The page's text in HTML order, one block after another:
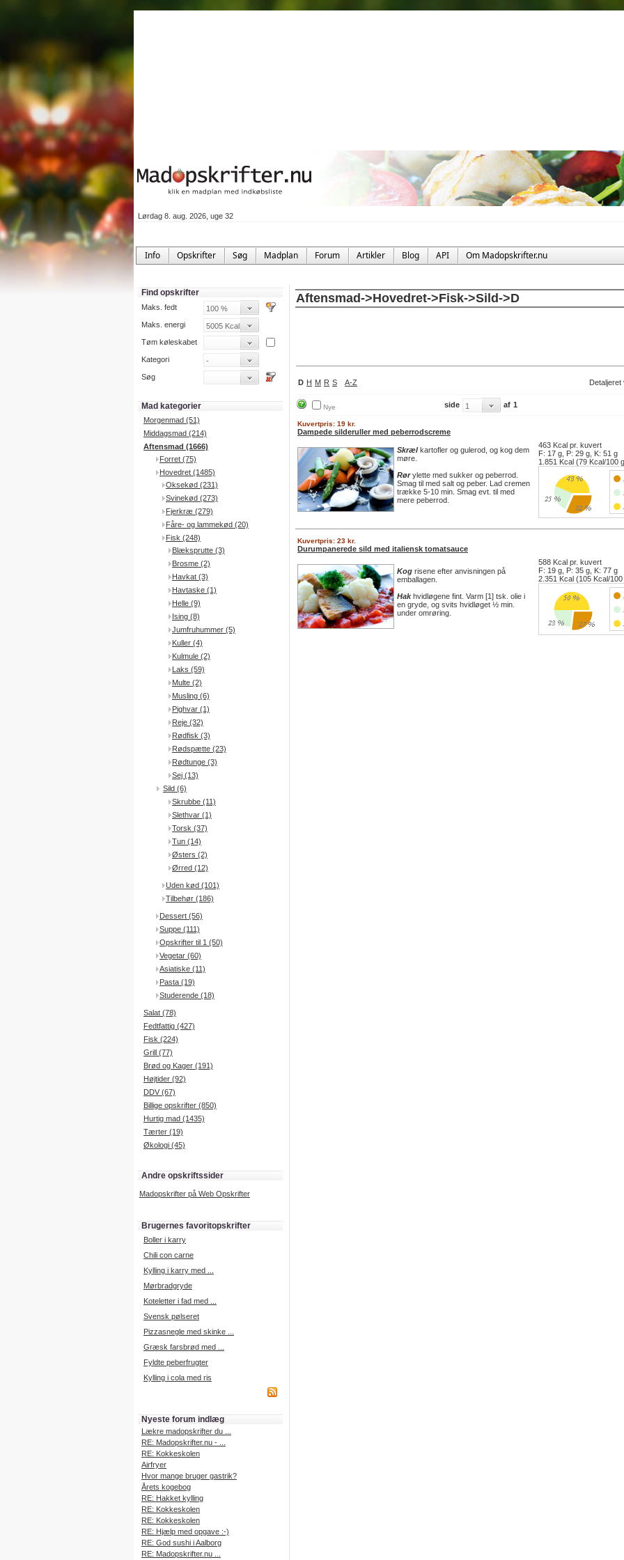
Lørdag 8. aug. 2026, uge 32
Info Opskrifter Søg Madplan Forum Artikler Blog API Om Madopskrifter.nu
Find opskrifter
Maks. fedt
Maks. energi
Tøm køleskabet
Kategori
Søg
Mad kategorier
Morgenmad (51)
Middagsmad (214)
Aftensmad (1666)
Forret (75)
Hovedret (1485)
Oksekød (231)
Svinekød (273)
Fjerkræ (279)
Fåre- og lammekød (20)
Fisk (248)
Blæksprutte (3)
Brosme (2)
Havkat (3)
Havtaske (1)
Helle (9)
Ising (8)
Jumfruhummer (5)
Kuller (4)
Kulmule (2)
Laks (59)
Multe (2)
Musling (6)
Pighvar (1)
Reje (32)
Rødfisk (3)
Rødspætte (23)
Rødtunge (3)
Sej (13)
Sild (6)
Skrubbe (11)
Slethvar (1)
Torsk (37)
Tun (14)
Østers (2)
Ørred (12)
Uden kød (101)
Tilbehør (186)
Dessert (56)
Suppe (111)
Opskrifter til 1 (50)
Vegetar (60)
Asiatiske (11)
Pasta (19)
Studerende (18)
Salat (78)
Fedtfattig (427)
Fisk (224)
Grill (77)
Brød og Kager (191)
Højtider (92)
DDV (67)
Billige opskrifter (850)
Hurtig mad (1435)
Tærter (19)
Økologi (45)
Andre opskriftssider
Madopskrifter på Web Opskrifter
Brugernes favoritopskrifter
Boller i karry
Chili con carne
Kylling i karry med ...
Mørbradgryde
Koteletter i fad med ...
Svensk pølseret
Pizzasnegle med skinke ...
Græsk farsbrød med ...
Fyldte peberfrugter
Kylling i cola med ris
Nyeste forum indlæg
Lækre madopskrifter du ...
RE: Madopskrifter.nu - ...
RE: Kokkeskolen
Airfryer
Hvor mange bruger gastrik?
Årets kogebog
RE: Hakket kylling
RE: Kokkeskolen
RE: Kokkeskolen
RE: Hjælp med opgave :-)
RE: God sushi i Aalborg
RE: Madopskrifter.nu ...
Aftensmad->Hovedret->Fisk->Sild->D
D H M R S A-Z Detaljeret
Nye side af 1
Kuvertpris: 19 kr.
Dampede silderuller med peberrodscreme
Skrælkartofler og gulerod, og kog dem
møre.
Rørylette med sukker og peberrod.
Smag til med salt og peber. Lad cremen
trække 5-10 min. Smag evt. til med
mere peberrod.
463 Kcal pr. kuvert
F: 17 g, P: 29 g, K: 51 g
1.851 Kcal (79 Kcal/100
Kuvertpris: 23 kr.
Durumpanerede sild med italiensk tomatsauce
Kog risene efter anvisningen på
emballagen.
Hakhvidløgene fint. Varm [1] tsk. olie i
en gryde, og svits hvidløget ½ min.
under omrøring.
588 Kcal pr. kuvert
F: 19 g, P: 35 g, K: 77 g
2.351 Kcal (105 Kcal/100